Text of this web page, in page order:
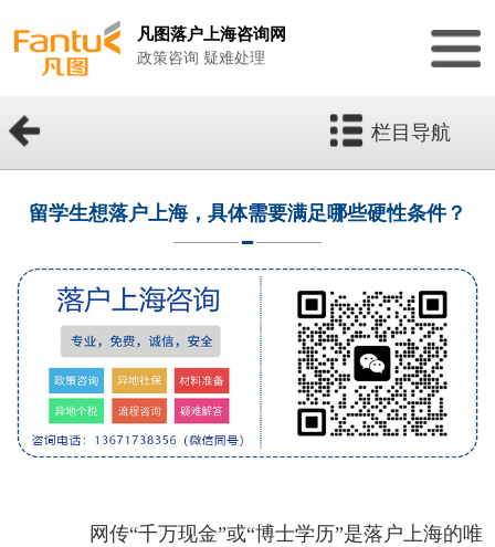
凡图落户上海咨询网
政策咨询 疑难处理
栏目导航
留学生想落户上海，具体需要满足哪些硬性条件？
网传“千万现金”或“博士学历”是落户上海的唯